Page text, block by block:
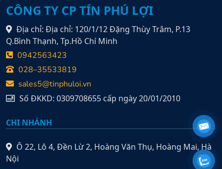
CÔNG TY CP TÍN PHÚ LỢI
Địa chỉ: Địa chỉ: 120/1/12 Đặng Thùy Trâm, P.13
Q.Bình Thạnh, Tp.Hồ Chí Minh
0942563423
028–35533819
sales5@tinphuloi.vn
Số ĐKKD: 0309708655 cấp ngày 20/01/2010
CHI NHÁNH
Ô 22, Lô 4, Đền Lừ 2, Hoàng Văn Thụ, Hoàng Mai, Hà
Nội